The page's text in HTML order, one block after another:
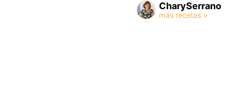
CharySerrano